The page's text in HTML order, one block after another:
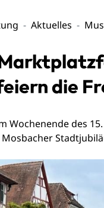
Aktuelles
die
Wochenende des